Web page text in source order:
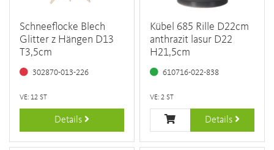
Schneeflocke Blech
Glitter z Hängen D13
T3,5cm
302870-013-226
VE: 12 ST
Details
Kübel 685 Rille D22cm
anthrazit lasur D22
H21,5cm
610716-022-838
VE: 2 ST
Details